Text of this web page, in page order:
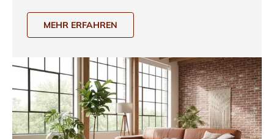
MEHR ERFAHREN